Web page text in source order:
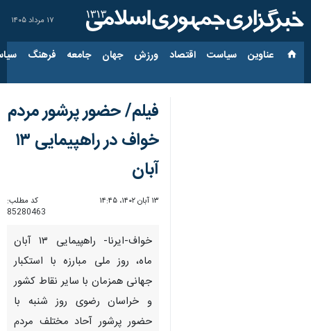
۱۷ مرداد ۱۴۰۵
عناوین‌ سیاست اقتصاد ورزش جهان جامعه فرهنگ
فیلم/ حضور پرشور مردم
خواف در راهپیمایی ۱۳
آبان
۱۳ آبان ۱۴۰۲، ۱۴:۴۵
کد مطلب:
85280463
خواف-ایرنا- راهپیمایی ۱۳ آبان
ماه، روز ملی مبارزه با استکبار
جهانی همزمان با سایر نقاط کشور
و خراسان رضوی روز شنبه با
حضور پرشور آحاد مختلف مردم